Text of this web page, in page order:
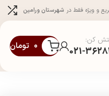
و ویژه فقط در شهرستان ورامین
کن:
021- ۰ تومان